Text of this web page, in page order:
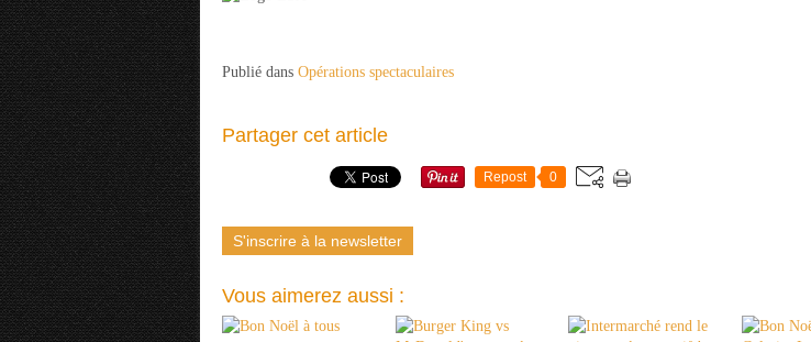
Publié dans Opérations spectaculaires
Partager cet article
Repost 0
S'inscrire à la newsletter
Vous aimerez aussi :